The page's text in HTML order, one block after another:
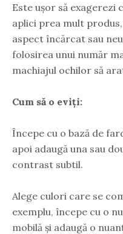
Este ușor să exagerezi
aplici prea mult
aspect încărcat sau
folosirea unui număr
machiajul ochilor să
Cum să o eviți:
Începe cu o bază de
apoi adaugă una sau
contrast subtil.
Alege culori care se
exemplu, începe cu o
mobilă și adaugă o